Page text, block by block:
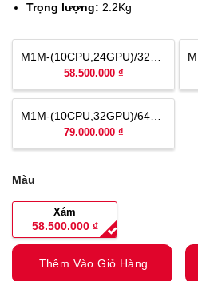
Trọng lượng: 2.2Kg
Màu
Xám
58.500.000 ₫
58.500.000 ₫
79.000.000 ₫
Thêm Vào Giỏ Hàng